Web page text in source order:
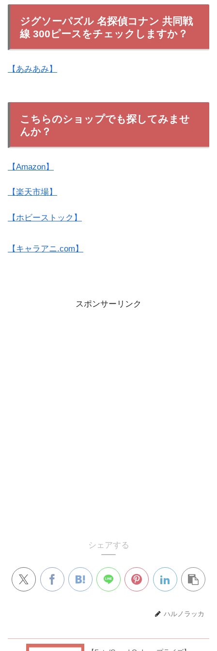
ジグソーパズル 名探偵コナン 共同戦
線 300ピースをチェックしますか？
【あみあみ】
こちらのショップでも探してみませ
んか？
【Amazon】
【楽天市場】
【ホビーストック】
【キャラアニ.com】
スポンサーリンク
シェアする
ハルノラッカ